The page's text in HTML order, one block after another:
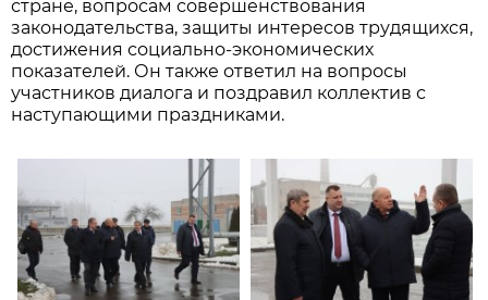
стране, вопросам совершенствования
законодательства, защиты интересов трудящихся,
достижения социально-экономических
показателей. Он также ответил на вопросы
участников диалога и поздравил коллектив с
наступающими праздниками.